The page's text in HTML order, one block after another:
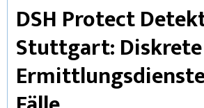
DSH Protect
Stuttgart: Diskrete